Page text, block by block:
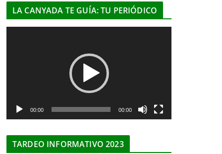
LA CANYADA TE GUÍA: TU PERIÓDICO
c
00:00 00:00
TARDEO INFORMATIVO 2023